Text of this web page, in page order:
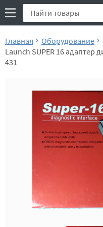
Главная
Оборудование
Launch SUPER 16 адаптер
431